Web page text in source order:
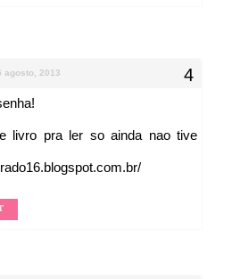
agosto, 2013
livro pra ler so ainda nao tive